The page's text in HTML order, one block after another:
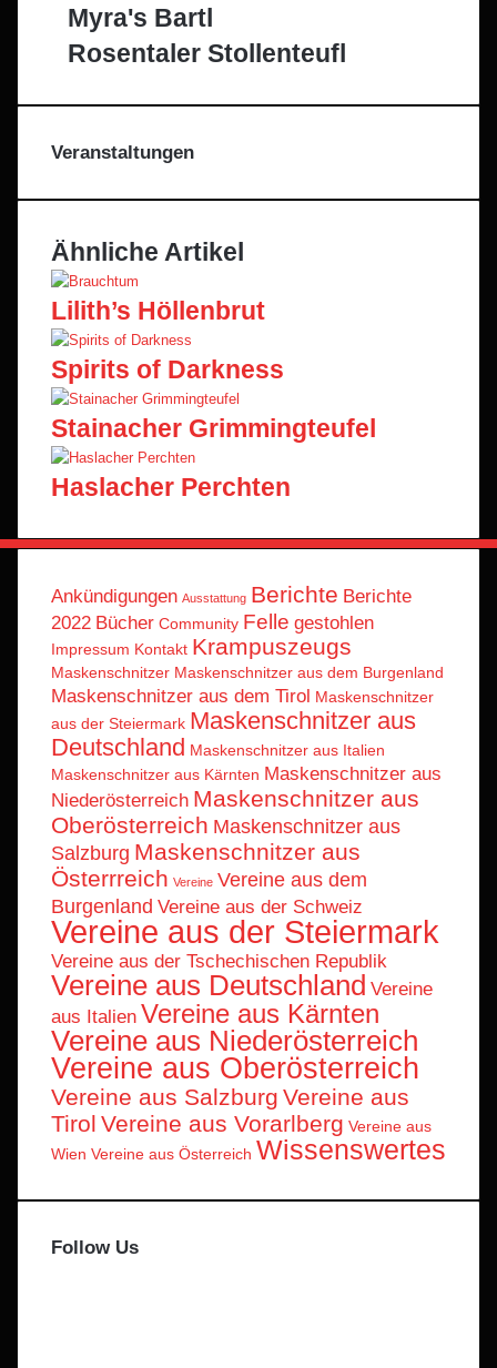
Myra's Bartl
Rosentaler Stollenteufl
Veranstaltungen
Ähnliche Artikel
Lilith’s Höllenbrut
Spirits of Darkness
Stainacher Grimmingteufel
Haslacher Perchten
Ankündigungen Ausstattung Berichte Berichte
2022 Bücher Community Felle gestohlen
Impressum Kontakt Krampuszeugs
Maskenschnitzer Maskenschnitzer aus dem Burgenland
Maskenschnitzer aus dem Tirol Maskenschnitzer
aus der Steiermark Maskenschnitzer aus
Deutschland Maskenschnitzer aus Italien
Maskenschnitzer aus Kärnten Maskenschnitzer aus
Niederösterreich Maskenschnitzer aus
Oberösterreich Maskenschnitzer aus
Salzburg Maskenschnitzer aus
Österrreich Vereine Vereine aus dem
Burgenland Vereine aus der Schweiz
Vereine aus der Steiermark
Vereine aus der Tschechischen Republik
Vereine aus Deutschland Vereine
aus Italien Vereine aus Kärnten
Vereine aus Niederösterreich
Vereine aus Oberösterreich
Vereine aus Salzburg Vereine aus
Tirol Vereine aus Vorarlberg Vereine aus
Wien Vereine aus Österreich Wissenswertes
Follow Us